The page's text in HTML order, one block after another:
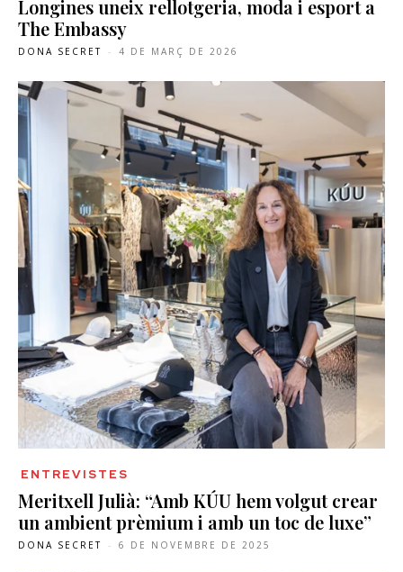
Longines uneix rellotgeria, moda i esport a
The Embassy
DONA SECRET - 4 DE MARÇ DE 2026
ENTREVISTES
Meritxell Julià: “Amb KÚU hem volgut crear
un ambient prèmium i amb un toc de luxe”
DONA SECRET - 6 DE NOVEMBRE DE 2025